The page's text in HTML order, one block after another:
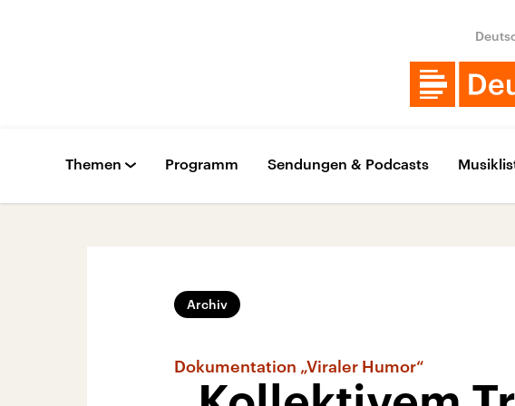
Themen Programm Sendungen & Podcasts
Archiv
Dokumentation „Viraler Humor“